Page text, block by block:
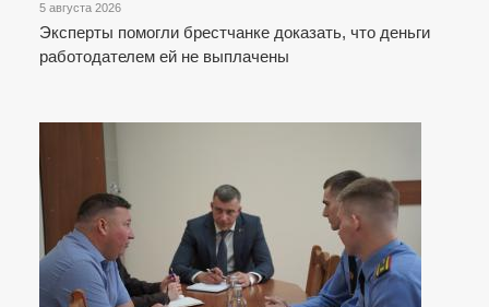
5 августа 2026
Эксперты помогли брестчанке доказать, что деньги
работодателем ей не выплачены